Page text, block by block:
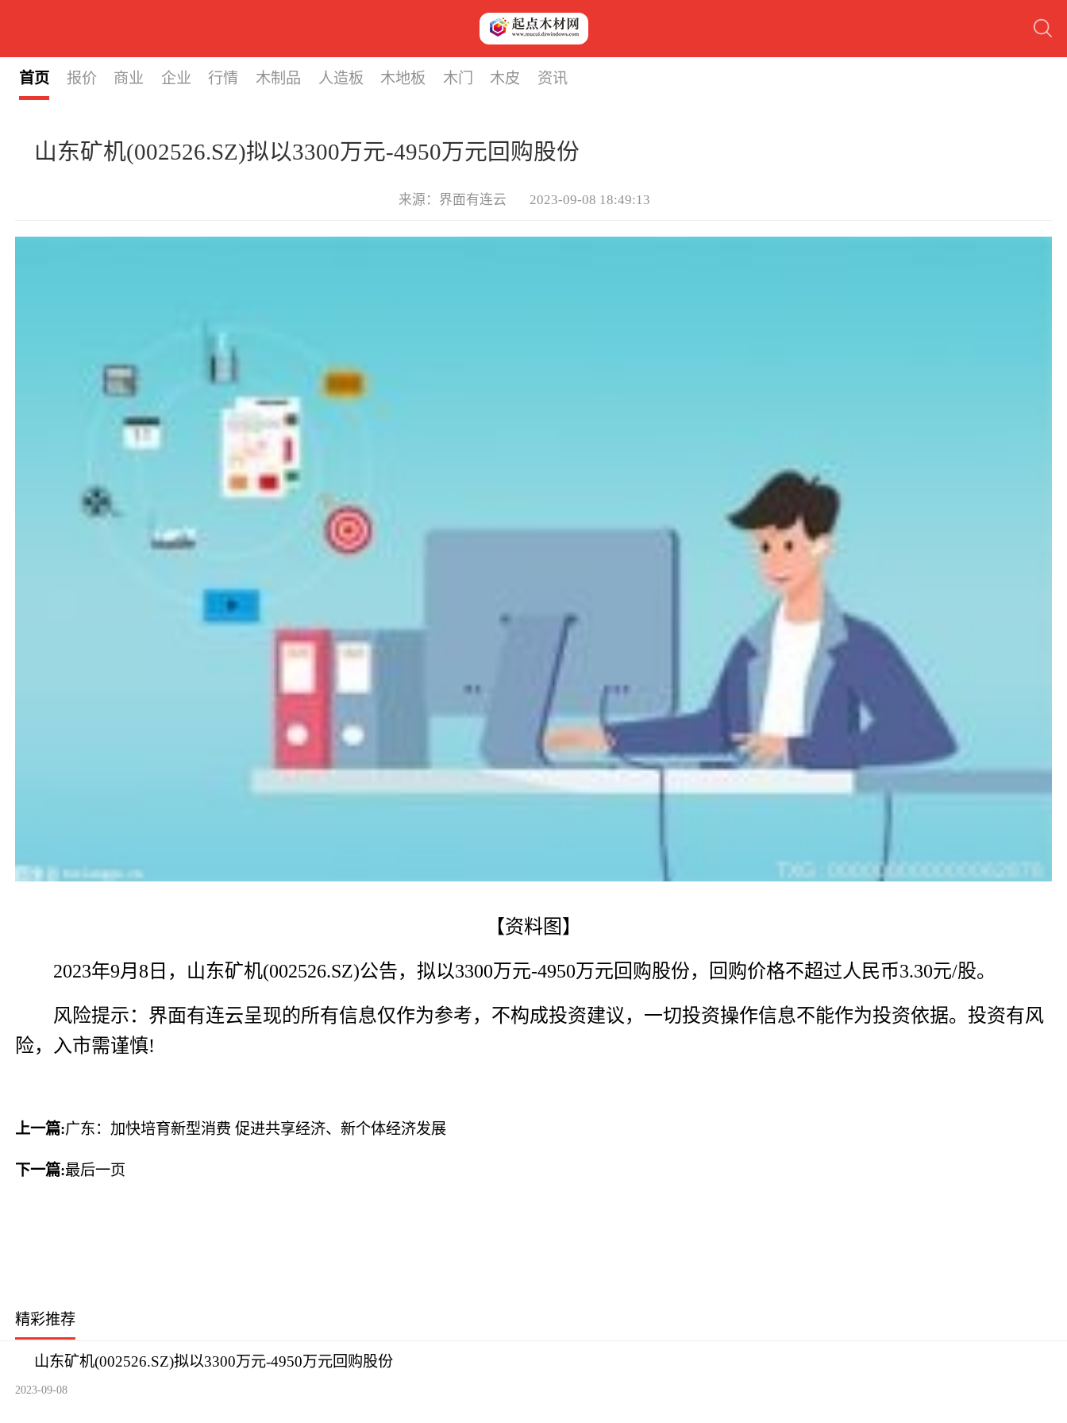
首页 报价 商业 企业 行情 木制品 人造板 木地板 木门 木皮 资讯
山东矿机(002526.SZ)拟以3300万元-4950万元回购股份
来源：界面有连云 2023-09-08 18:49:13
【资料图】
2023年9月8日，山东矿机(002526.SZ)公告，拟以3300万元-4950万元回购股份，回购价格不超过人民币3.30元/股。
风险提示：界面有连云呈现的所有信息仅作为参考，不构成投资建议，一切投资操作信息不能作为投资依据。投资有风
险，入市需谨慎!
上一篇:广东：加快培育新型消费 促进共享经济、新个体经济发展
下一篇:最后一页
精彩推荐
山东矿机(002526.SZ)拟以3300万元-4950万元回购股份
2023-09-08